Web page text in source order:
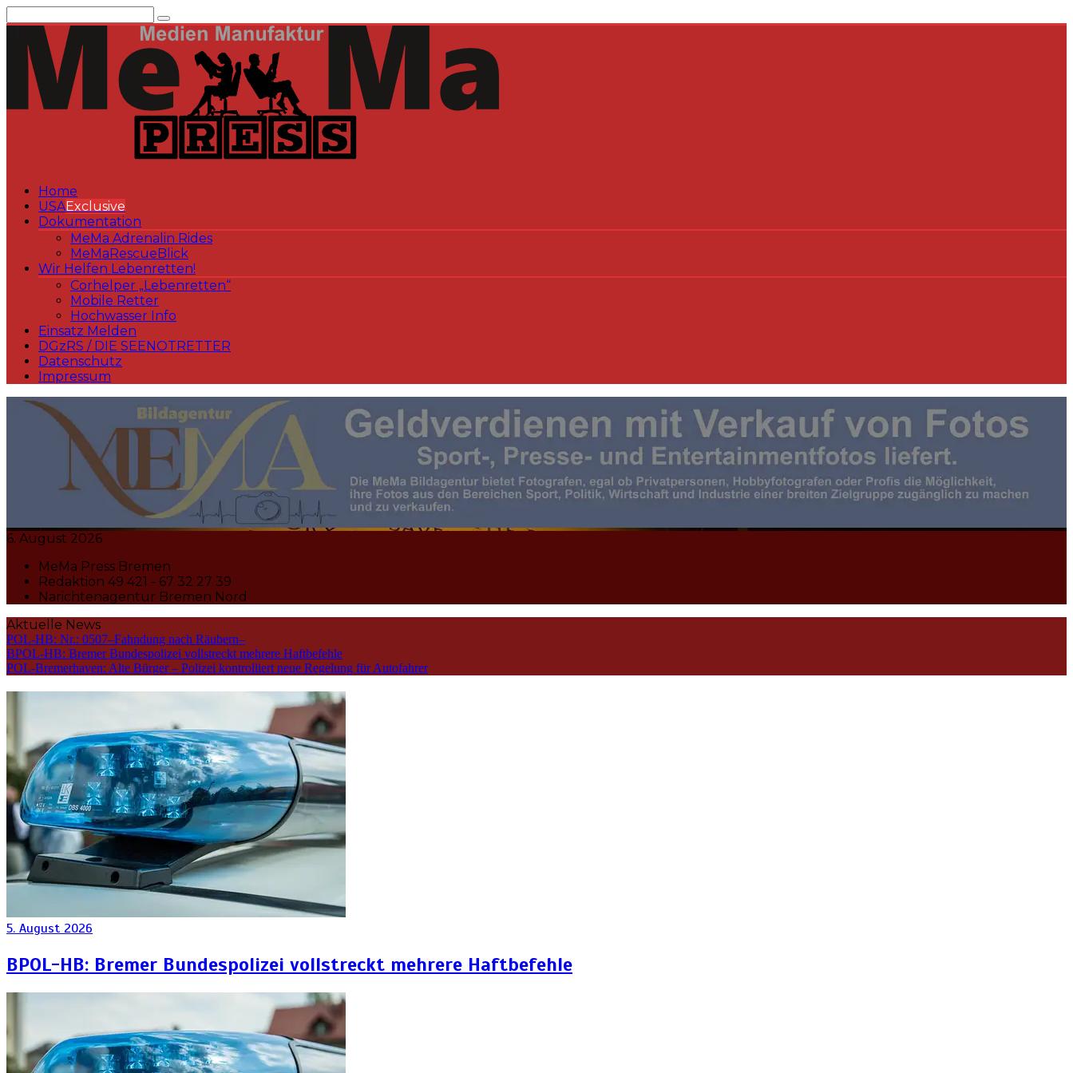
Inhalt
springen
Home
USAExclusive
Dokumentation
MeMa Adrenalin Rides
MeMaRescueBlick
Wir Helfen Lebenretten!
Corhelper „Lebenretten“
Mobile Retter
Hochwasser Info
Einsatz Melden
DGzRS / DIE SEENOTRETTER
Datenschutz
Impressum
MeMa Press Nachrichtenagentur | Events | Sport | Presse- u. Fotojournalist:in |
6. August 2026
MeMa Press Bremen
Redaktion 49 421 - 67 32 27 39
Narichtenagentur Bremen Nord
Aktuelle News
POL-HB: Nr.: 0507–Fahndung nach Räubern–
BPOL-HB: Bremer Bundespolizei vollstreckt mehrere Haftbefehle
POL-Bremerhaven: Alte Bürger – Polizei kontrolliert neue Regelung für Autofahrer
5. August 2026
BPOL-HB: Bremer Bundespolizei vollstreckt mehrere Haftbefehle